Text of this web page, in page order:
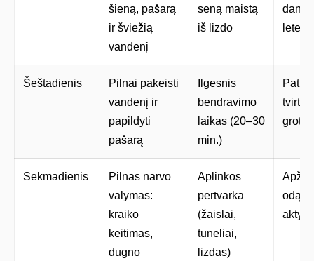
šieną, pašarą
ir šviežią
vandenį
seną maistą
iš lizdo
Šeštadienis
Pilnai pakeisti
vandenį ir
papildyti
pašarą
Ilgesnis
bendravimo
laikas (20–30
min.)
Sekmadienis
Pilnas narvo
valymas:
kraiko
keitimas,
dugno
Aplinkos
pertvarka
(žaislai,
tuneliai,
lizdas)
odą ir